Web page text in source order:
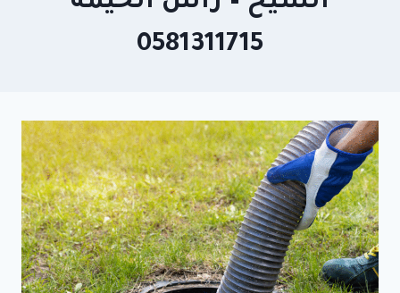
0581311715